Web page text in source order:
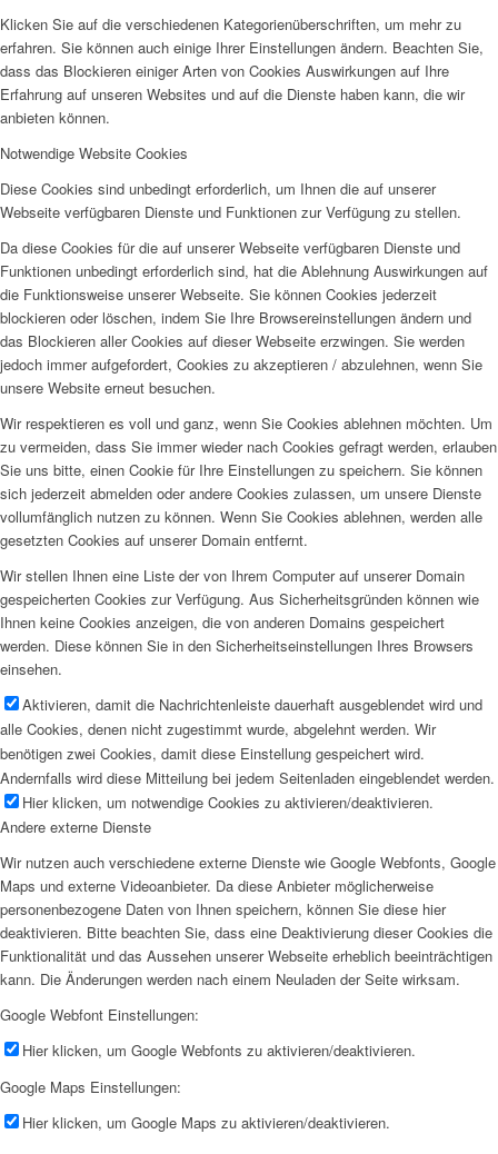
Klicken Sie auf die verschiedenen Kategorienüberschriften, um mehr zu
erfahren. Sie können auch einige Ihrer Einstellungen ändern. Beachten Sie,
dass das Blockieren einiger Arten von Cookies Auswirkungen auf Ihre
Erfahrung auf unseren Websites und auf die Dienste haben kann, die wir
anbieten können.
Notwendige Website Cookies
Diese Cookies sind unbedingt erforderlich, um Ihnen die auf unserer
Webseite verfügbaren Dienste und Funktionen zur Verfügung zu stellen.
Da diese Cookies für die auf unserer Webseite verfügbaren Dienste und
Funktionen unbedingt erforderlich sind, hat die Ablehnung Auswirkungen auf
die Funktionsweise unserer Webseite. Sie können Cookies jederzeit
blockieren oder löschen, indem Sie Ihre Browsereinstellungen ändern und
das Blockieren aller Cookies auf dieser Webseite erzwingen. Sie werden
jedoch immer aufgefordert, Cookies zu akzeptieren / abzulehnen, wenn Sie
unsere Website erneut besuchen.
Wir respektieren es voll und ganz, wenn Sie Cookies ablehnen möchten. Um
zu vermeiden, dass Sie immer wieder nach Cookies gefragt werden, erlauben
Sie uns bitte, einen Cookie für Ihre Einstellungen zu speichern. Sie können
sich jederzeit abmelden oder andere Cookies zulassen, um unsere Dienste
vollumfänglich nutzen zu können. Wenn Sie Cookies ablehnen, werden alle
gesetzten Cookies auf unserer Domain entfernt.
Wir stellen Ihnen eine Liste der von Ihrem Computer auf unserer Domain
gespeicherten Cookies zur Verfügung. Aus Sicherheitsgründen können wie
Ihnen keine Cookies anzeigen, die von anderen Domains gespeichert
werden. Diese können Sie in den Sicherheitseinstellungen Ihres Browsers
einsehen.
Aktivieren, damit die Nachrichtenleiste dauerhaft ausgeblendet wird und
alle Cookies, denen nicht zugestimmt wurde, abgelehnt werden. Wir
benötigen zwei Cookies, damit diese Einstellung gespeichert wird.
Andernfalls wird diese Mitteilung bei jedem Seitenladen eingeblendet werden.
Hier klicken, um notwendige Cookies zu aktivieren/deaktivieren.
Andere externe Dienste
Wir nutzen auch verschiedene externe Dienste wie Google Webfonts, Google
Maps und externe Videoanbieter. Da diese Anbieter möglicherweise
personenbezogene Daten von Ihnen speichern, können Sie diese hier
deaktivieren. Bitte beachten Sie, dass eine Deaktivierung dieser Cookies die
Funktionalität und das Aussehen unserer Webseite erheblich beeinträchtigen
kann. Die Änderungen werden nach einem Neuladen der Seite wirksam.
Google Webfont Einstellungen:
Hier klicken, um Google Webfonts zu aktivieren/deaktivieren.
Google Maps Einstellungen:
Hier klicken, um Google Maps zu aktivieren/deaktivieren.